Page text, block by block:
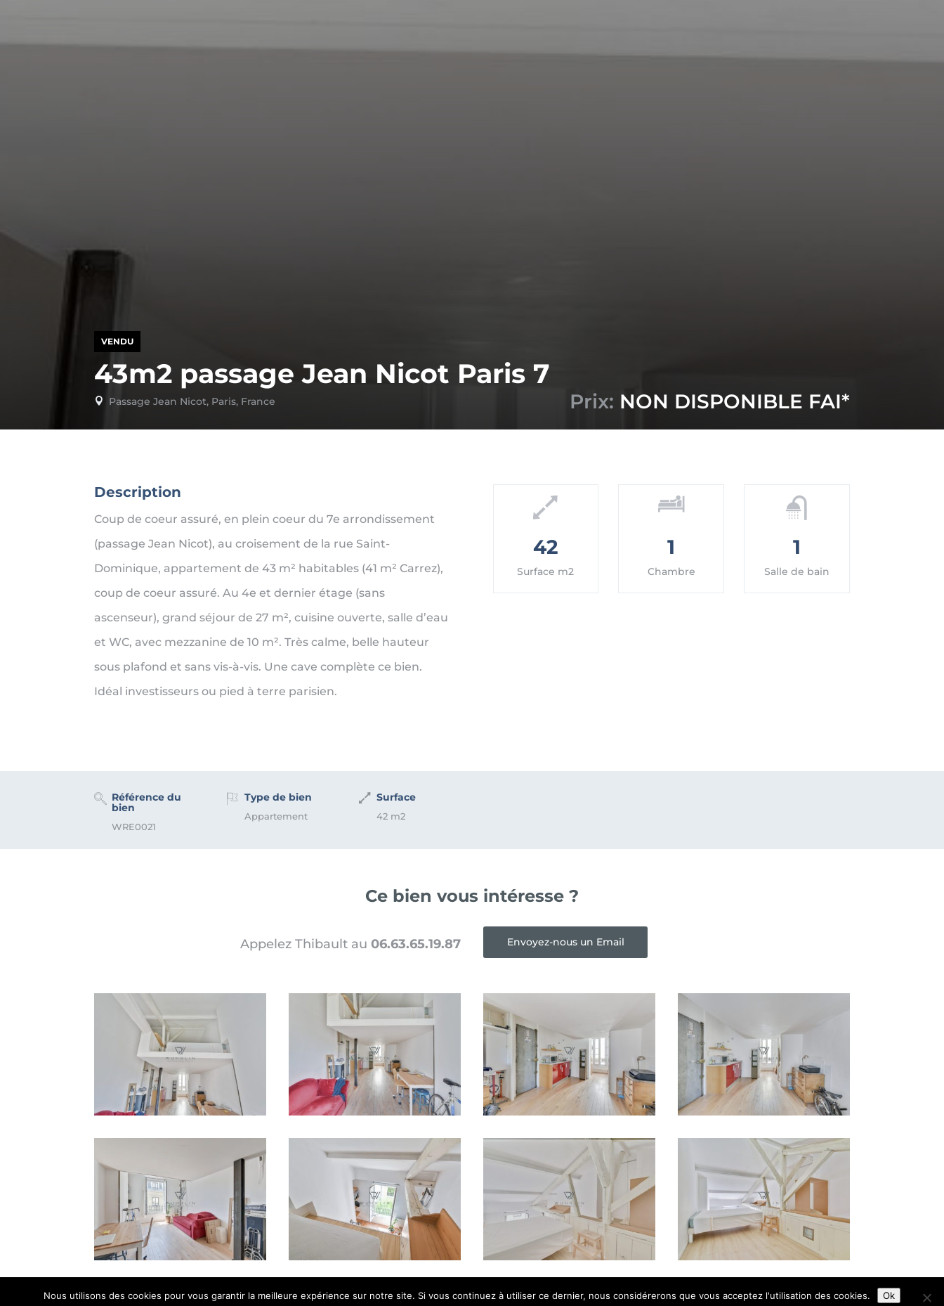
Prix: NON DISPONIBLE
VENDU
43m2 passage Jean Nicot Paris 7
 Passage Jean Nicot, Paris, France
Description
Coup de coeur assuré, en plein coeur du 7e arrondissement
(passage Jean Nicot), au croisement de la rue Saint-
Dominique, appartement de 43 m² habitables (41 m² Carrez),
coup de coeur assuré. Au 4e et dernier étage (sans
ascenseur), grand séjour de 27 m², cuisine ouverte, salle d’eau
et WC, avec mezzanine de 10 m². Très calme, belle hauteur
sous plafond et sans vis-à-vis. Une cave complète ce bien.
Idéal investisseurs ou pied à terre parisien.
42
Surface m2
1
Chambre
1
Salle de bain
Référence du
bien
WRE0021
Type de bien
Appartement
Surface
42 m2
Ce bien vous intéresse ?
Appelez Thibault au 06.63.65.19.87 Envoyez-nous un Email
Nous utilisons des cookies pour vous garantir la meilleure expérience sur notre site. Si vous continuez à utiliser ce dernier, nous considérerons que vous acceptez l'utilisation des cookies. Ok